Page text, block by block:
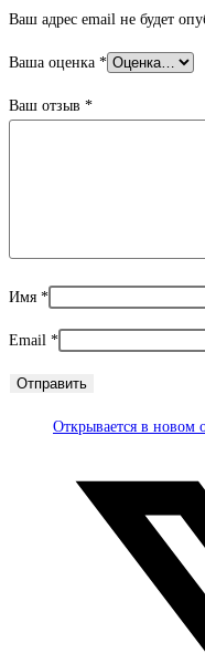
Ваш адрес email не будет
Ваша оценка *
Ваш отзыв *
Имя *
Email *
Открывается в новом